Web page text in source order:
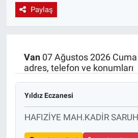
Paylaş
Van07 Ağustos 2026
adres, telefon ve konumları
Yıldız Eczanesi
HAFIZİYE MAH.KADİR
EndüstriST
Endüstri 4.0 Uygulamaları
Ağır Sanayi Çözümleri